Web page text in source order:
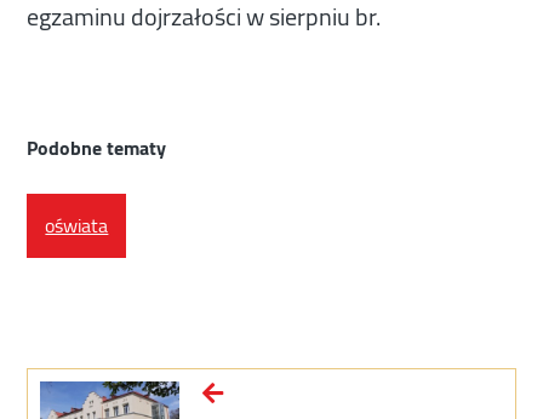
egzaminu dojrzałości w sierpniu br.
Podobne tematy
oświata